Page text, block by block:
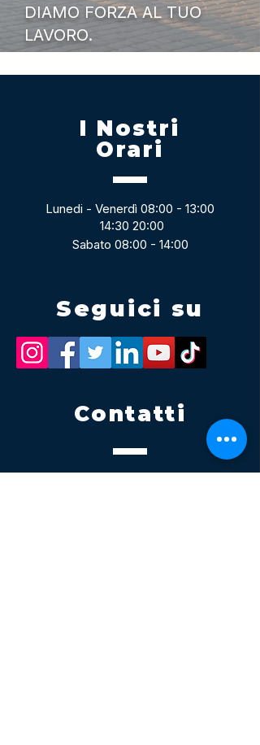
DIAMO FORZA AL TUO
LAVORO.
I Nostri
Orari
Lunedi - Venerdì 08:00 - 13:00
14:30 20:00
Sabato 08:00 - 14:00
Seguici su
Contatti